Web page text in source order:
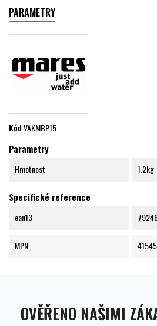
PARAMETRY
KódVAKMBP15
Parametry
Hmotnost 1.2kg
Specifické reference
ean13
MPN
OVĚŘENO NAŠIMI